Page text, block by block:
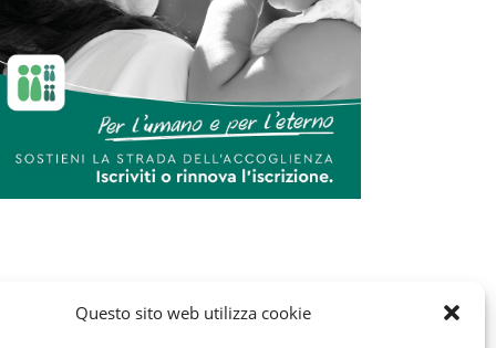
Questo sito web utilizza cookie